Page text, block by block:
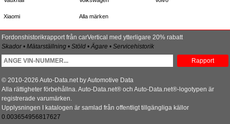
Xiaomi Alla märken
Fordonshistorikrapport från carVertical med ytterligare 20% rabatt
Skador • Mätarställning • Stöld • Ägare • Servicehistorik
Rapport
© 2010-2026 Auto-Data.net by Automotive Data
Alla rättigheter förbehållna. Auto-Data.net® och Auto-Data.net®-logotypen är
registrerade varumärken.
Upplysningen I katalogen är samlad från offentligt tillgängliga källor
0.003654956817627